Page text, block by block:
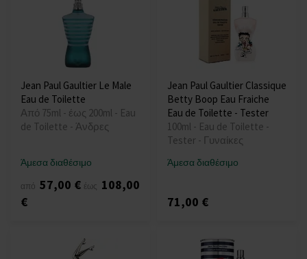
Jean Paul Gaultier Le Male
Eau de Toilette
Από 75ml - έως 200ml - Eau
de Toilette - Άνδρες
Άμεσα διαθέσιμο
από 57,00 € έως 108,00
€
Jean Paul Gaultier Classique
Betty Boop Eau Fraiche
Eau de Toilette - Tester
100ml - Eau de Toilette -
Tester - Γυναίκες
Άμεσα διαθέσιμο
71,00 €